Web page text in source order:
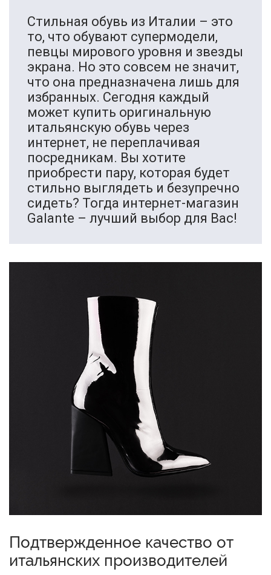
Стильная обувь из Италии – это
то, что обувают супермодели,
певцы мирового уровня и звезды
экрана. Но это совсем не значит,
что она предназначена лишь для
избранных. Сегодня каждый
может купить оригинальную
итальянскую обувь через
интернет, не переплачивая
посредникам. Вы хотите
приобрести пару, которая будет
стильно выглядеть и безупречно
сидеть? Тогда интернет-магазин
Galante – лучший выбор для Вас!
Подтвержденное качество от
итальянских производителей